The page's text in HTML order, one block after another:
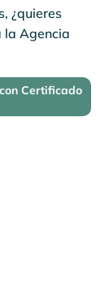
¿quieres
la Agencia
Certificado